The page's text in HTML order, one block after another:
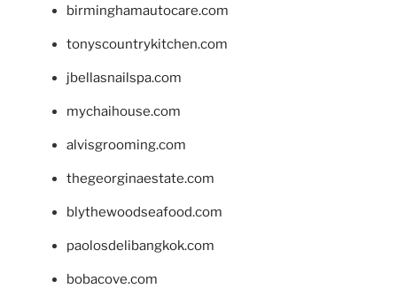
birminghamautocare.com
tonyscountrykitchen.com
jbellasnailspa.com
mychaihouse.com
alvisgrooming.com
thegeorginaestate.com
blythewoodseafood.com
paolosdelibangkok.com
bobacove.com